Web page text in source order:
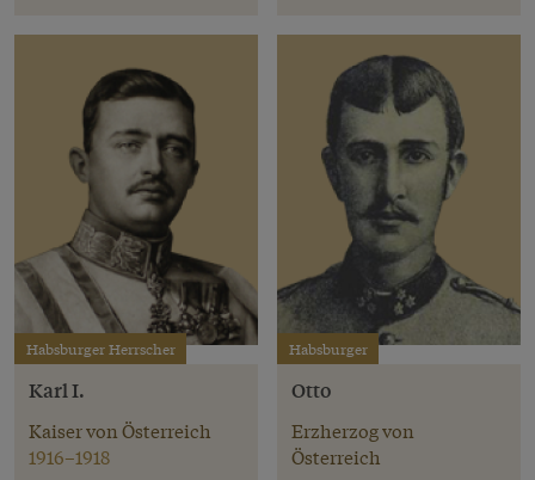
Habsburger Herrscher
Karl I.
Kaiser von Österreich
1916–1918
Habsburger
Otto
Erzherzog von
Österreich